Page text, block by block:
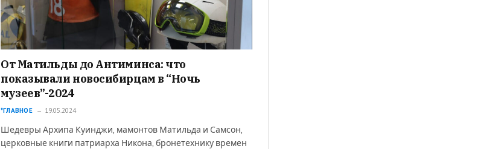
От Матильды до Антиминса: что
показывали новосибирцам в “Ночь
музеев”-2024
*ГЛАВНОЕ 19.05.2024
Шедевры Архипа Куинджи, мамонтов Матильда и Самсон,
церковные книги патриарха Никона, бронетехнику времен